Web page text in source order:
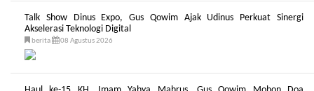
Talk Show Dinus Expo, Gus Qowim Ajak Udinus Perkuat Sinergi
Akselerasi Teknologi Digital
berita 08 Agustus 2026